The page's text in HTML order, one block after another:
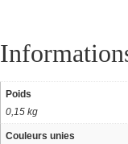
Poids
0,15 kg
Couleurs unies